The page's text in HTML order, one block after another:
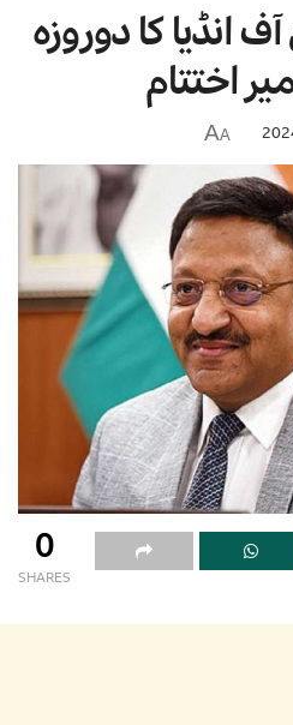
انڈیا کا دوروزہ
اختتام
A
A
0
SHARES